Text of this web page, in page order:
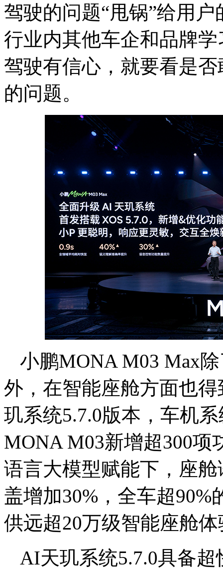
驾驶的问题“甩锅”给用
行业内其他车企和品牌
驾驶有信心，就要看是
的问题。
小鹏MONA M03 Max
外，在智能座舱方面也
玑系统5.7.0版本，车机
MONA M03新增超300项
语言大模型赋能下，座
盖增加30%，全车超
供远超20万级智能座舱
AI天玑系统5.7.0具备